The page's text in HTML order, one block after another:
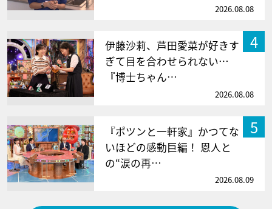
2026.08.08
4
伊藤沙莉、芦田愛菜が好きす
ぎて目を合わせられない…
『博士ちゃん…
2026.08.08
5
『ポツンと一軒家』かつてな
いほどの感動巨編！ 恩人と
の“涙の再…
2026.08.09